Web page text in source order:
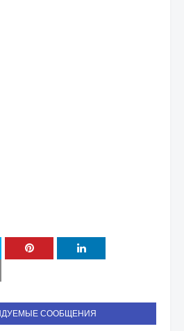
СООБЩЕНИЯ